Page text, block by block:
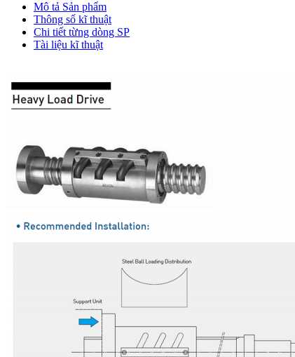
Mô tả Sản phẩm
Thông số kĩ thuật
Chi tiết từng dòng SP
Tài liệu kĩ thuật